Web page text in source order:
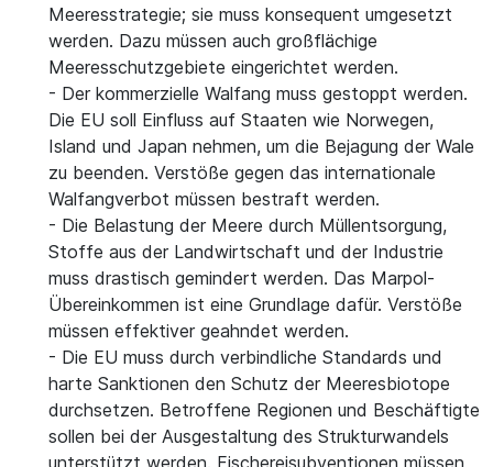
Meeresstrategie; sie muss konsequent umgesetzt
werden. Dazu müssen auch großflächige
Meeresschutzgebiete eingerichtet werden.
- Der kommerzielle Walfang muss gestoppt werden.
Die EU soll Einfluss auf Staaten wie Norwegen,
Island und Japan nehmen, um die Bejagung der Wale
zu beenden. Verstöße gegen das internationale
Walfangverbot müssen bestraft werden.
- Die Belastung der Meere durch Müllentsorgung,
Stoffe aus der Landwirtschaft und der Industrie
muss drastisch gemindert werden. Das Marpol-
Übereinkommen ist eine Grundlage dafür. Verstöße
müssen effektiver geahndet werden.
- Die EU muss durch verbindliche Standards und
harte Sanktionen den Schutz der Meeresbiotope
durchsetzen. Betroffene Regionen und Beschäftigte
sollen bei der Ausgestaltung des Strukturwandels
unterstützt werden. Fischereisubventionen müssen